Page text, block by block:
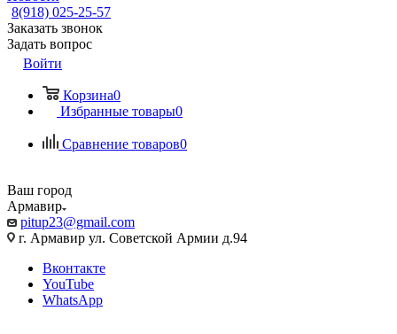
8(918) 025-25-57
Заказать звонок
Задать вопрос
Войти
Корзина0
Избранные товары0
Сравнение товаров0
Ваш город
Армавир
pitup23@gmail.com
г. Армавир ул. Советской Армии д.94
Вконтакте
YouTube
WhatsApp